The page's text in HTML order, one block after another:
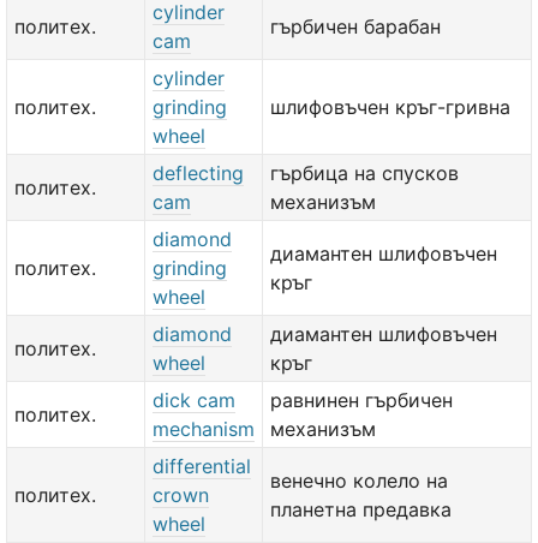
политех.
cylinder
cam
гърбичен барабан
политех.
cylinder
grinding
wheel
шлифовъчен кръг-гривна
политех.
deflecting
cam
гърбица на спусков
механизъм
политех.
diamond
grinding
wheel
диамантен шлифовъчен
кръг
политех.
diamond
wheel
диамантен шлифовъчен
кръг
политех.
dick cam
mechanism
равнинен гърбичен
механизъм
политех.
differential
crown
wheel
венечно колело на
планетна предавка